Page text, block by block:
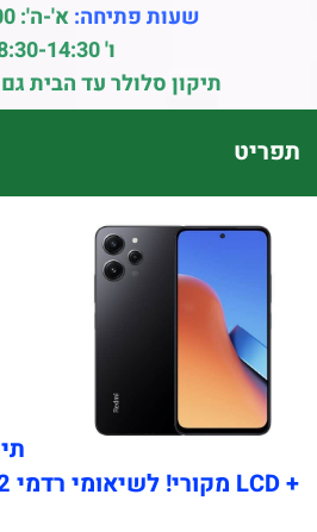
שעות פתיחה:א'-ה': 08:00-23:00
ו' 08:30-14:30
תיקון סלולר עד הבית
תפריט
+ LCD מקורי! לשיאומי רדמי XIAOMI REDMI 12